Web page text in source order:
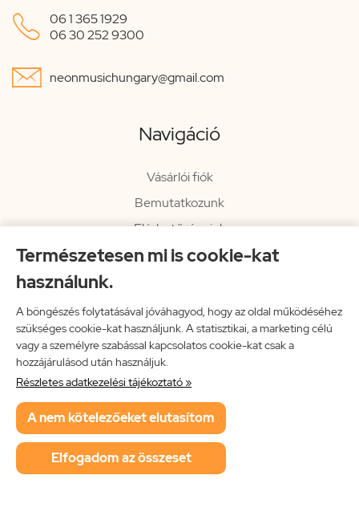
Természetesen mi is cookie-kat
használunk.
A böngészés folytatásával jóváhagyod, hogy az oldal működéséhez
szükséges cookie-kat használjunk. A statisztikai, a marketing célú
vagy a személyre szabással kapcsolatos cookie-kat csak a
hozzájárulásod után használjuk.
Részletes adatkezelési tájékoztató »
A nem kötelezőeket elutasítom
Elfogadom az összeset
 06 1 365 1929
06 30 252 9300
 neonmusichungary@gmail.com
Navigáció
Vásárlói fiók
Bemutatkozunk
Elérhetőségeink
Hírlevél
Impresszum
Vissza a főoldalra
Neon Music Hungary Bt.
ÁSZF
Adatkezelési tájékoztató